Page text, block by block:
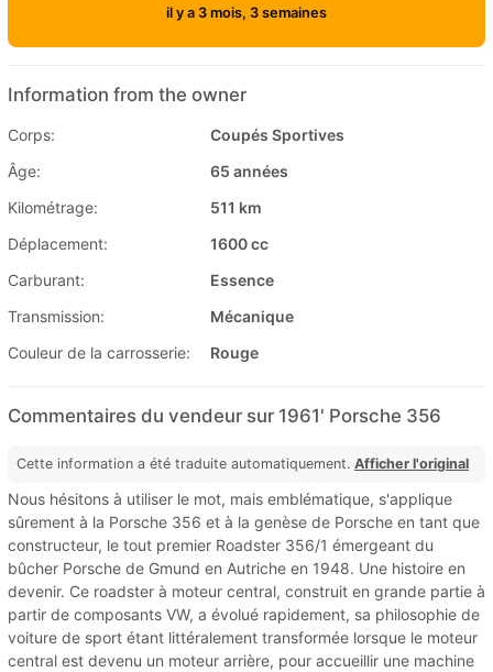
il y a 3 mois, 3 semaines
Information from the owner
Corps:
Coupés Sportives
Âge:
65 années
Kilométrage:
511 km
Déplacement:
1600 cc
Carburant:
Essence
Transmission:
Mécanique
Couleur de la carrosserie:
Rouge
Commentaires du vendeur sur 1961' Porsche 356
Cette information a été traduite automatiquement. Afficher l'original
Nous hésitons à utiliser le mot, mais emblématique, s'applique
sûrement à la Porsche 356 et à la genèse de Porsche en tant que
constructeur, le tout premier Roadster 356/1 émergeant du
bûcher Porsche de Gmund en Autriche en 1948. Une histoire en
devenir. Ce roadster à moteur central, construit en grande partie à
partir de composants VW, a évolué rapidement, sa philosophie de
voiture de sport étant littéralement transformée lorsque le moteur
central est devenu un moteur arrière, pour accueillir une machine